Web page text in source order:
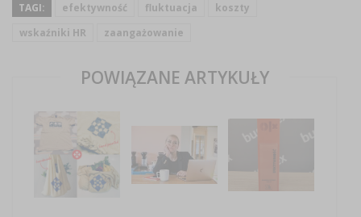
TAGI: efektywność fluktuacja
koszty
wskaźniki HR
zaangażowanie
POWIĄZANE ARTYKUŁY